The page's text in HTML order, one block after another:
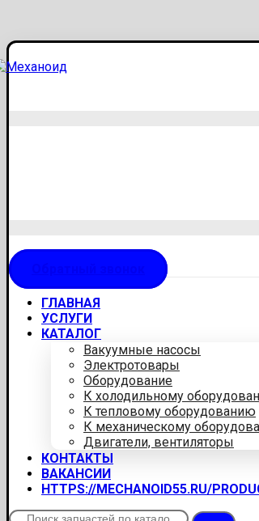
ГЛАВНАЯ
УСЛУГИ
КАТАЛОГ
Вакуумные насосы
Электротовары
Оборудование
К холодильному
К тепловому оборудованию
К механическому
Двигатели, вентиляторы
КОНТАКТЫ
ВАКАНСИИ
HTTPS://MECHANOID55.RU/